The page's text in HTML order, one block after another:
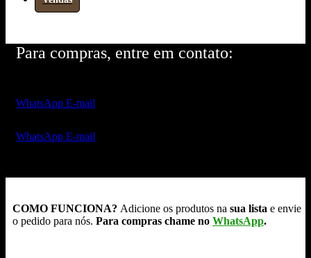
Para compras, entre em contato:
WhatsApp E-mail
WhatsApp E-mail
COMO FUNCIONA? Adicione os produtos na sua lista e envie
o pedido para nós. Para compras chame no WhatsApp.